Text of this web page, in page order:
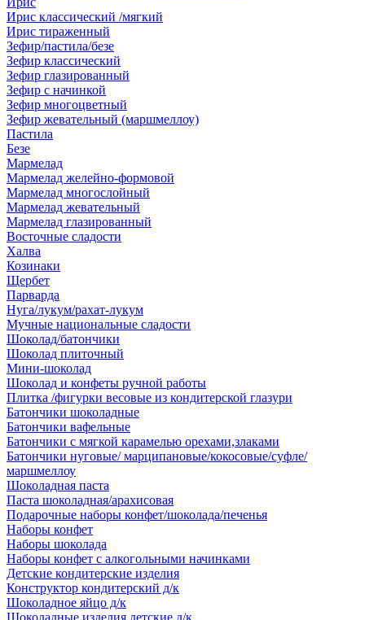
Ирис классический /мягкий
Ирис тираженный
Зефир/пастила/безе
Зефир классический
Зефир глазированный
Зефир с начинкой
Зефир многоцветный
Зефир жевательный (маршмеллоу)
Пастила
Безе
Мармелад
Мармелад желейно-формовой
Мармелад многослойный
Мармелад жевательный
Мармелад глазированный
Восточные сладости
Халва
Козинаки
Щербет
Парварда
Нуга/лукум/рахат-лукум
Мучные национальные сладости
Шоколад/батончики
Шоколад плиточный
Мини-шоколад
Шоколад и конфеты ручной работы
Плитка /фигурки весовые из кондитерской глазури
Батончики шоколадные
Батончики вафельные
Батончики с мягкой карамелью орехами,злаками
Батончики нуговые/ марципановые/кокосовые/суфле/
маршмеллоу
Шоколадная паста
Паста шоколадная/арахисовая
Подарочные наборы конфет/шоколада/печенья
Наборы конфет
Наборы шоколада
Наборы конфет с алкогольными начинками
Детские кондитерские изделия
Конструктор кондитерский д/к
Шоколадное яйцо д/к
Шоколадные изделия детские д/к